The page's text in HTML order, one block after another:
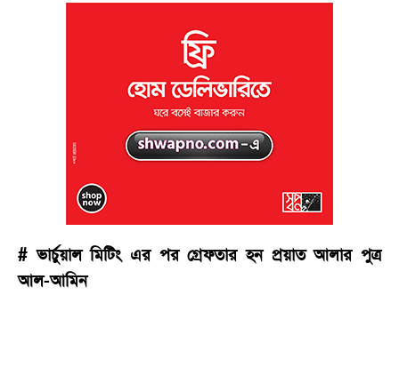
# ভার্চুয়াল মিটিং এর পর গ্রেফতার হন প্রয়াত আলার পুত্র
আল-আমিন